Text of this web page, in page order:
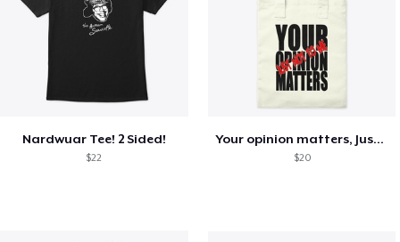
Nardwuar Tee! 2 Sided!
$22
Your opinion matters, Just not to me!
$20